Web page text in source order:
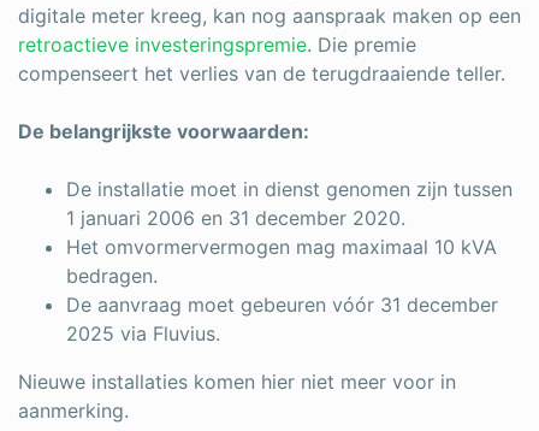
digitale meter kreeg, kan nog aanspraak maken op een
retroactieve investeringspremie. Die premie
compenseert het verlies van de terugdraaiende teller.
De belangrijkste voorwaarden:
De installatie moet in dienst genomen zijn tussen
1 januari 2006 en 31 december 2020.
Het omvormervermogen mag maximaal 10 kVA
bedragen.
De aanvraag moet gebeuren vóór 31 december
2025 via Fluvius.
Nieuwe installaties komen hier niet meer voor in
aanmerking.